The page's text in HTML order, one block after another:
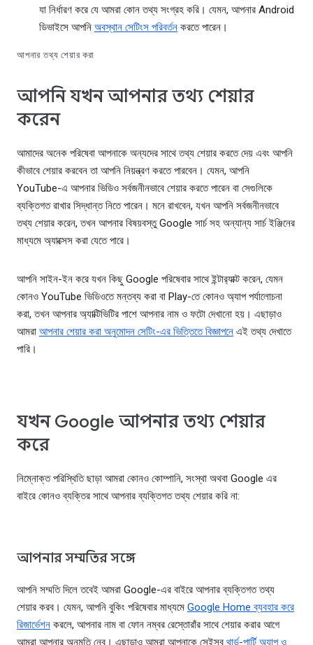
যা নির্ধারণ করে যে আমরা কোন তথ্য সংগ্রহ করি। যেমন, আপনার Android
ডিভাইসে আপনি অবস্থান সেটিংস পরিবর্তন করতে পারেন।
আপনার তথ্য শেয়ার করা
আপনি যখন আপনার তথ্য শেয়ার
করেন
আমাদের অনেক পরিষেবা আপনাকে অন্যদের সাথে তথ্য শেয়ার করতে দেয় এবং আপনি
কীভাবে শেয়ার করবেন তা আপনি নিয়ন্ত্রণ করতে পারবেন। যেমন, আপনি
YouTube-এ আপনার ভিডিও সর্বজনীনভাবে শেয়ার করতে পারেন বা সেগুলিকে
ব্যক্তিগত রাখার সিদ্ধান্ত নিতে পারেন। মনে রাখবেন, যখন আপনি সর্বজনীনভাবে
তথ্য শেয়ার করেন, তখন আপনার বিষয়বস্তু Google সার্চ সহ অন্যান্য সার্চ ইঞ্জিনের
মাধ্যমে অ্যাক্সেস করা যেতে পারে।
আপনি সাইন-ইন করে যখন কিছু Google পরিষেবার সাথে ইন্টার‍্যাক্ট করেন, যেমন
কোনও YouTube ভিডিওতে মন্তব্য করা বা Play-তে কোনও অ্যাপ পর্যালোচনা
করা, তখন আপনার অ্যাক্টিভিটির পাশে আপনার নাম ও ফটো দেখানো হয়। এছাড়াও
আমরা আপনার শেয়ার করা অনুমোদন সেটিং-এর ভিত্তিতে বিজ্ঞাপনে এই তথ্য দেখাতে
পারি।
যখন Google আপনার তথ্য শেয়ার
করে
নিম্নোক্ত পরিস্থিতি ছাড়া আমরা কোনও কোম্পানি, সংস্থা অথবা Google এর
বাইরে কোনও ব্যক্তির সাথে আপনার ব্যক্তিগত তথ্য শেয়ার করি না:
আপনার সম্মতির সঙ্গে
আপনি সম্মতি দিলে তবেই আমরা Google-এর বাইরে আপনার ব্যক্তিগত তথ্য
শেয়ার করব। যেমন, আপনি বুকিং পরিষেবার মাধ্যমে Google Home ব্যবহার করে
রিজার্ভেশন করলে, আপনার নাম বা ফোন নম্বর রেস্তোরাঁর সাথে শেয়ার করার আগে